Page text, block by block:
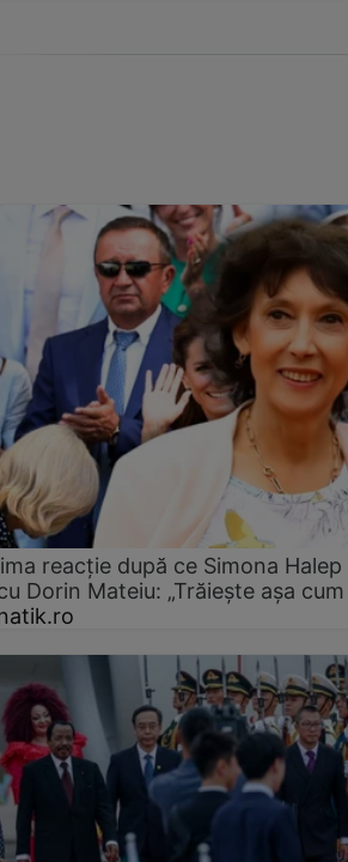
reacție după ce Simona Halep
Dorin Mateiu: „Trăiește așa cum